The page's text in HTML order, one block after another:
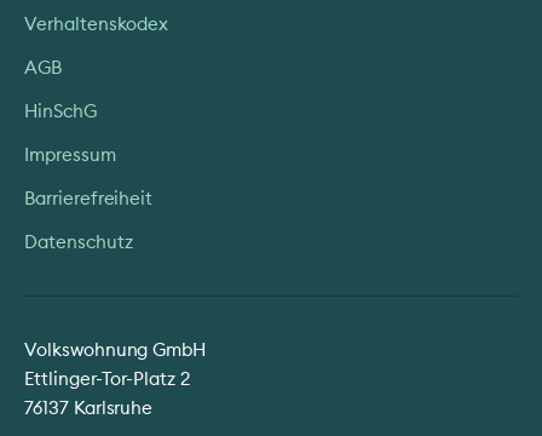
Volkswohnung GmbH
Ettlinger-Tor-Platz 2
76137 Karlsruhe
Verhaltenskodex
AGB
HinSchG
Impressum
Barrierefreiheit
Datenschutz